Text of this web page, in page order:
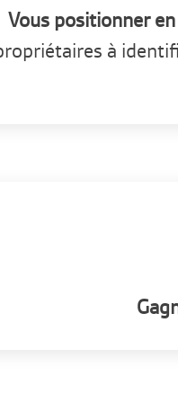
Vous positionner
à